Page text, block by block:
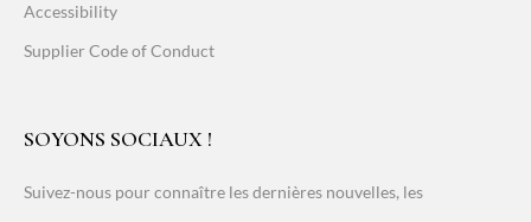
Accessibility
Supplier Code of Conduct
SOYONS SOCIAUX !
Suivez-nous pour connaître les dernières nouvelles, les